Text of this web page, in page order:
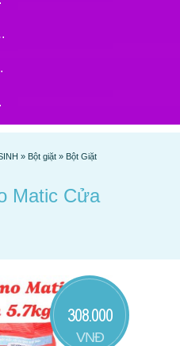
SINH
» Bột giặt » Bột Giặt
Matic Cửa
308.000
VNĐ